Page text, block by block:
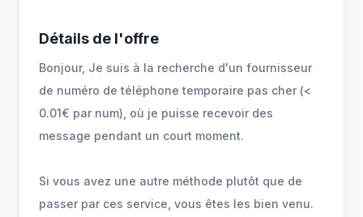
Détails de l'offre
Bonjour, Je suis à la recherche d'un fournisseur
de numéro de téléphone temporaire pas cher (<
0.01€ par num), où je puisse recevoir des
message pendant un court moment.
Si vous avez une autre méthode plutôt que de
passer par ces service, vous êtes les bien venu.